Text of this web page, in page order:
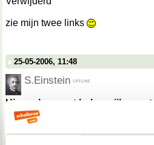
zie mijn twee links
25-05-2006, 11:48
S.Einstein
Hier volgen wat belangrijke
Duitse sollicitatiebrief